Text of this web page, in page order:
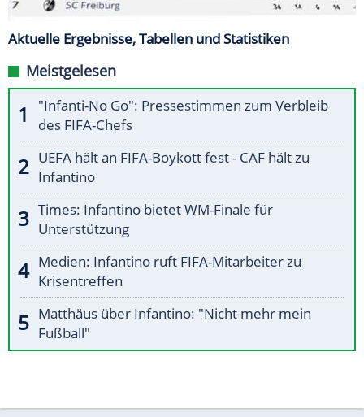
Aktuelle Ergebnisse, Tabellen und Statistiken
Meistgelesen
"Infanti-No Go": Pressestimmen zum Verbleib
des FIFA-Chefs
UEFA hält an FIFA-Boykott fest - CAF hält zu
Infantino
Times: Infantino bietet WM-Finale für
Unterstützung
Medien: Infantino ruft FIFA-Mitarbeiter zu
Krisentreffen
Matthäus über Infantino: "Nicht mehr mein
Fußball"